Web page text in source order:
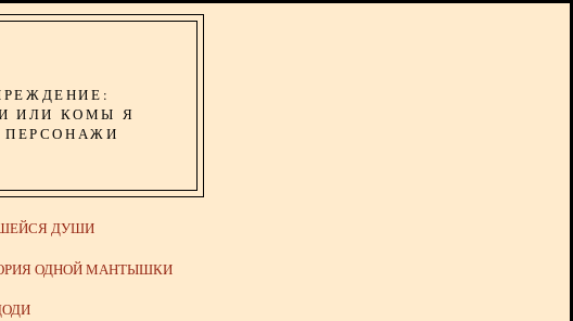
ИЛИ КОМЫ Я
ПЕРСОНАЖИ
ДУШИ
ОДНОЙ МАНТЫШКИ